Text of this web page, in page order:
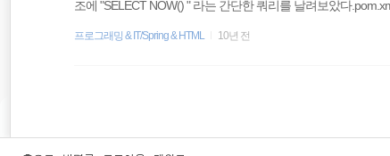
조에 "SELECT NOW() " 라는 간단한 쿼리를 날려보았다
프로그래밍 & IT/Spring & HTML 10년 전